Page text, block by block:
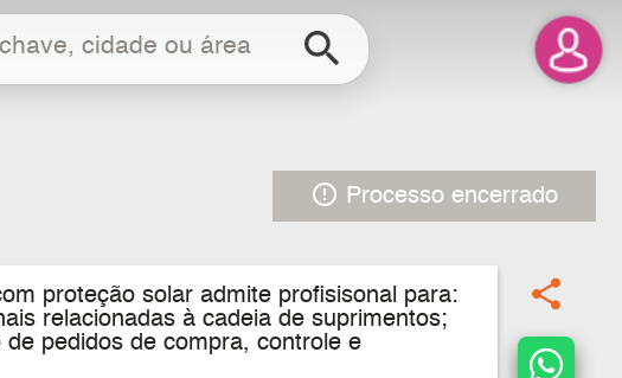
search
error_outline Processo encerrado
proteção solar admite profisisonal para:
relacionadas à cadeia de suprimentos;
pedidos de compra, controle e
share